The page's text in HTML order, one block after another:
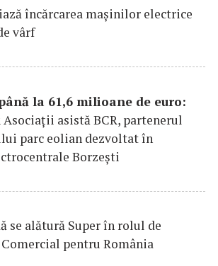
încărcarea maşinilor electrice
vârf
la 61,6 milioane de euro:
Asociații asistă BCR, partenerul
parc eolian dezvoltat în
Borzești
se alătură Super în rolul de
pentru România